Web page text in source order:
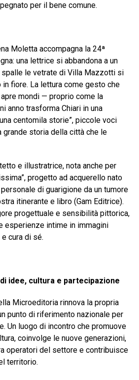
per il bene comune.
Moletta accompagna la 24ª
una lettrice si abbandona a un
spalle le vetrate di Villa Mazzotti si
in fiore. La lettura come gesto che
mondi — proprio come la
anno trasforma Chiari in una
centomila storie”, piccole voci
grande storia della città che le
e illustratrice, nota anche per
progetto ad acquerello nato
di guarigione da un tumore
itinerante e libro (Gam Editrice).
progettuale e sensibilità pittorica,
esperienze intime in immagini
cura di sé.
idee, cultura e partecipazione
Microeditoria rinnova la propria
punto di riferimento nazionale per
Un luogo di incontro che promuove
coinvolge le nuove generazioni,
operatori del settore e contribuisce
territorio.